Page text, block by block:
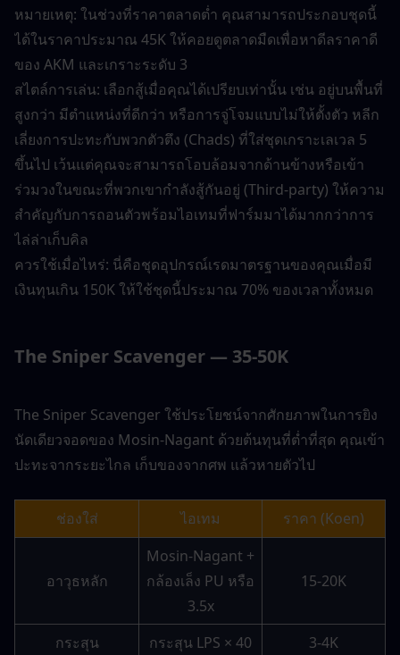
หมายเหตุ: ในช่วงที่ราคาตลาดต่ำ คุณสามารถประกอบชุดนี้
ได้ในราคาประมาณ 45K ให้คอยดูตลาดมืดเพื่อหาดีลราคาดี
ของ AKM และเกราะระดับ 3
สไตล์การเล่น: เลือกสู้เมื่อคุณได้เปรียบเท่านั้น เช่น อยู่บนพื้นที่
สูงกว่า มีตำแหน่งที่ดีกว่า หรือการจู่โจมแบบไม่ให้ตั้งตัว หลีก
เลี่ยงการปะทะกับพวกตัวตึง (Chads) ที่ใส่ชุดเกราะเลเวล 5
ขึ้นไป เว้นแต่คุณจะสามารถโอบล้อมจากด้านข้างหรือเข้า
ร่วมวงในขณะที่พวกเขากำลังสู้กันอยู่ (Third-party) ให้ความ
สำคัญกับการถอนตัวพร้อมไอเทมที่ฟาร์มมาได้มากกว่าการ
ไล่ล่าเก็บคิล
ควรใช้เมื่อไหร่: นี่คือชุดอุปกรณ์เรดมาตรฐานของคุณเมื่อมี
เงินทุนเกิน 150K ให้ใช้ชุดนี้ประมาณ 70% ของเวลาทั้งหมด
The Sniper Scavenger — 35-50K
The Sniper Scavenger ใช้ประโยชน์จากศักยภาพในการยิง
นัดเดียวจอดของ Mosin-Nagant ด้วยต้นทุนที่ต่ำที่สุด คุณเข้า
ปะทะจากระยะไกล เก็บของจากศพ แล้วหายตัวไป
ช่องใส่ ไอเทม ราคา (Koen)
อาวุธหลัก
Mosin-Nagant +
กล้องเล็ง PU หรือ
3.5x
15-20K
กระสุน กระสุน LPS × 40 3-4K